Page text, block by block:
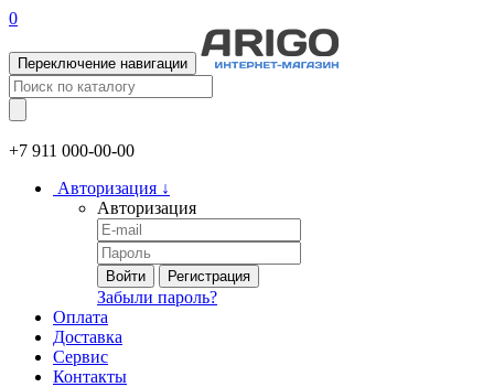
0
Переключение навигации
+7 911 000-00-00
Авторизация ↓
Авторизация
Войти Регистрация
Забыли пароль?
Оплата
Доставка
Сервис
Контакты